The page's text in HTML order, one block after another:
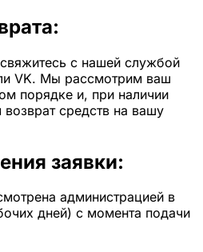
с нашей службой
VK. Мы рассмотрим ваш
порядке и, при наличии
средств на вашу
заявки:
администрацией в
дней) с момента подачи